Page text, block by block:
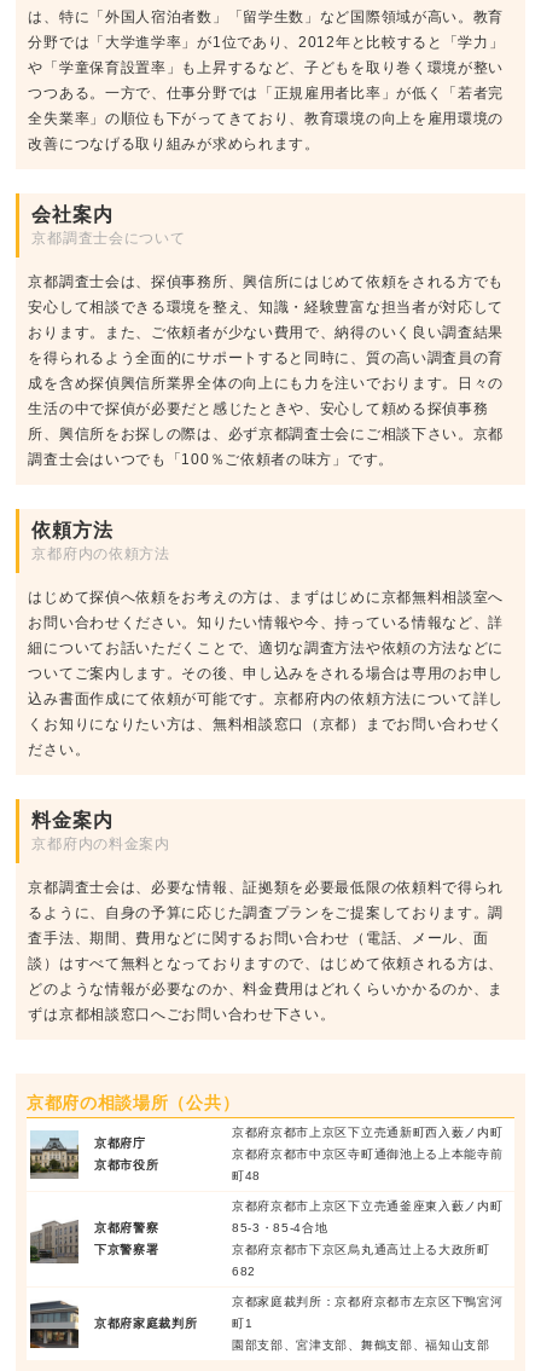
は、特に「外国人宿泊者数」「留学生数」など国際領域が高い。教育
分野では「大学進学率」が1位であり、2012年と比較すると「学力」
や「学童保育設置率」も上昇するなど、子どもを取り巻く環境が整い
つつある。一方で、仕事分野では「正規雇用者比率」が低く「若者完
全失業率」の順位も下がってきており、教育環境の向上を雇用環境の
改善につなげる取り組みが求められます。
会社案内
京都調査士会について
京都調査士会は、探偵事務所、興信所にはじめて依頼をされる方でも
安心して相談できる環境を整え、知識・経験豊富な担当者が対応して
おります。また、ご依頼者が少ない費用で、納得のいく良い調査結果
を得られるよう全面的にサポートすると同時に、質の高い調査員の育
成を含め探偵興信所業界全体の向上にも力を注いでおります。日々の
生活の中で探偵が必要だと感じたときや、安心して頼める探偵事務
所、興信所をお探しの際は、必ず京都調査士会にご相談下さい。京都
調査士会はいつでも「100％ご依頼者の味方」です。
依頼方法
京都府内の依頼方法
はじめて探偵へ依頼をお考えの方は、まずはじめに京都無料相談室へ
お問い合わせください。知りたい情報や今、持っている情報など、詳
細についてお話いただくことで、適切な調査方法や依頼の方法などに
ついてご案内します。その後、申し込みをされる場合は専用のお申し
込み書面作成にて依頼が可能です。京都府内の依頼方法について詳し
くお知りになりたい方は、無料相談窓口（京都）までお問い合わせく
ださい。
料金案内
京都府内の料金案内
京都調査士会は、必要な情報、証拠類を必要最低限の依頼料で得られ
るように、自身の予算に応じた調査プランをご提案しております。調
査手法、期間、費用などに関するお問い合わせ（電話、メール、面
談）はすべて無料となっておりますので、はじめて依頼される方は、
どのような情報が必要なのか、料金費用はどれくらいかかるのか、ま
ずは京都相談窓口へごお問い合わせ下さい。
京都府の相談場所（公共）
京都府庁
京都市役所
京都府京都市上京区下立売通新町西入薮ノ内町
京都府京都市中京区寺町通御池上る上本能寺前
町48
京都府警察
下京警察署
京都府京都市上京区下立売通釜座東入藪ノ内町
85-3・85-4合地
京都府京都市下京区烏丸通高辻上る大政所町
682
京都府家庭裁判所
京都家庭裁判所：京都府京都市左京区下鴨宮河
町1
園部支部、宮津支部、舞鶴支部、福知山支部